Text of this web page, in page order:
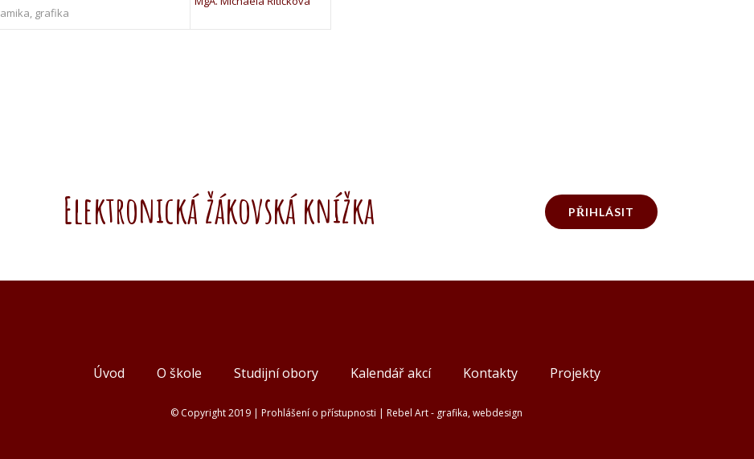
grafika
Elektronická žákovská knížka PŘIHLÁSIT
Úvod O škole Studijní obory Kalendář akcí Kontakty Projekty
© Copyright 2019 | Prohlášení o přístupnosti | Rebel Art - grafika, webdesign